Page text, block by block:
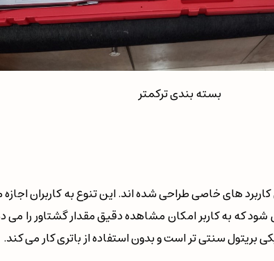
بسته بندی ترکمتر
های خاصی طراحی شده اند. این تنوع به کاربران اجازه
که به کاربر امکان مشاهده دقیق مقدار گشتاور را می
بریتول سنتی تر است و بدون استفاده از باتری کار می کند.